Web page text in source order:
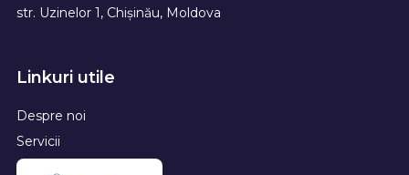
str. Uzinelor 1, Chișinău, Moldova
Linkuri utile
Despre noi
Servicii